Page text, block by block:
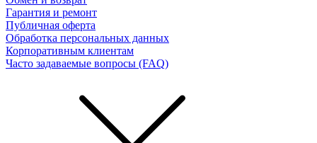
Гарантия и ремонт
Публичная оферта
Обработка персональных данных
Корпоративным клиентам
Часто задаваемые вопросы (FAQ)